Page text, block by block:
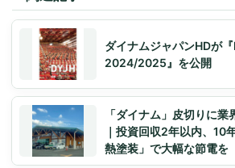
ダイナムジャパンHDが
2024/2025』を公開
「ダイナム」皮切りに
｜投資回収2年以内、10
熱塗装」で大幅な節電を